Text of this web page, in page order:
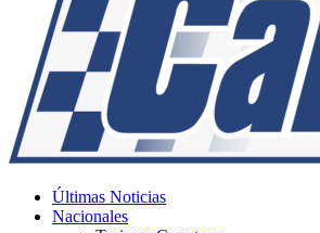
Últimas Noticias
Nacionales